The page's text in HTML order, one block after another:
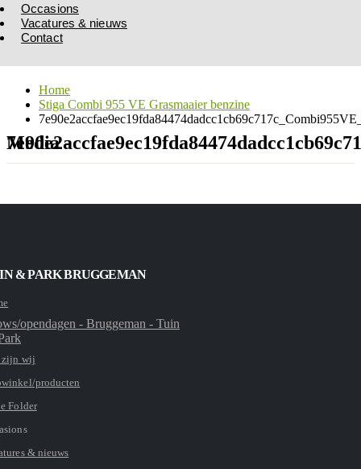
Occasions
Vacatures & nieuws
Contact
Home
Stiga Combi 955 VE Grasmaaier benzine
Media -
& PARK BRUGGEMAN
opendagen - Bruggeman - Tuin
zijn wij
producten
Folder
& nieuws